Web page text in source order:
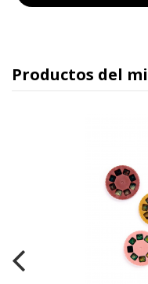
Productos del